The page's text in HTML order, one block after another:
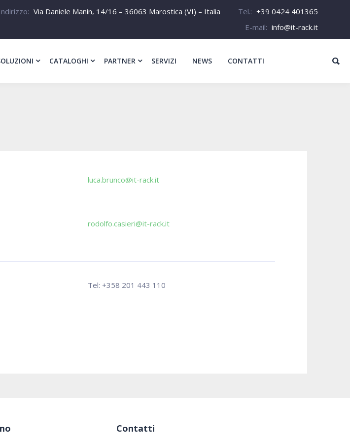
Indirizzo: Via Daniele Manin, 14/16 – 36063 Marostica (VI) – Italia Tel.: +39 0424 401365
E-mail: info@it-rack.it
CATALOGHI PARTNER SERVIZI NEWS CONTATTI
luca.brunco@it-rack.it
rodolfo.casieri@it-rack.it
Tel: +358 201 443 110
Contatti